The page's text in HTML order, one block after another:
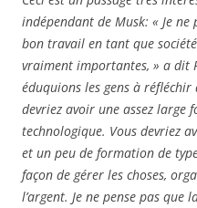
indépendant de Musk: « Je ne
bon travail en tant que
vraiment importantes, » a dit
éduquions les gens à réfléchir
devriez avoir une assez large
technologique. Vous devriez
et un peu de formation de
façon de gérer les choses,
l’argent. Je ne pense pas que